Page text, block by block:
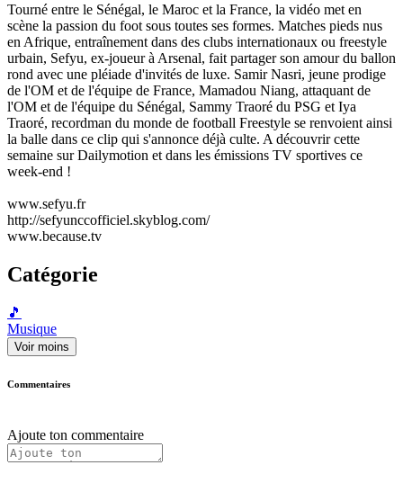
Tourné entre le Sénégal, le Maroc et la France, la vidéo met en
scène la passion du foot sous toutes ses formes. Matches pieds nus
en Afrique, entraînement dans des clubs internationaux ou freestyle
urbain, Sefyu, ex-joueur à Arsenal, fait partager son amour du ballon
rond avec une pléiade d'invités de luxe. Samir Nasri, jeune prodige
de l'OM et de l'équipe de France, Mamadou Niang, attaquant de
l'OM et de l'équipe du Sénégal, Sammy Traoré du PSG et Iya
Traoré, recordman du monde de football Freestyle se renvoient ainsi
la balle dans ce clip qui s'annonce déjà culte. A découvrir cette
semaine sur Dailymotion et dans les émissions TV sportives ce
week-end !
www.sefyu.fr
http://sefyunccofficiel.skyblog.com/
www.because.tv
Catégorie
🎵
Musique
Voir moins
Commentaires
Ajoute ton commentaire